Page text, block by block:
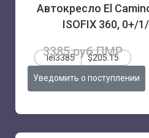
Автокресло El
ISOFIX 360, 0+/
3385 руб.ПМР
lei3385 $205.15
Уведомить о поступлении